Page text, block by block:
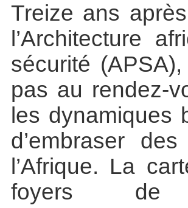
Treize ans
l’Architecture
sécurité
pas au rendez-
les dynamiques
d’embraser
l’Afrique. La
foyers de